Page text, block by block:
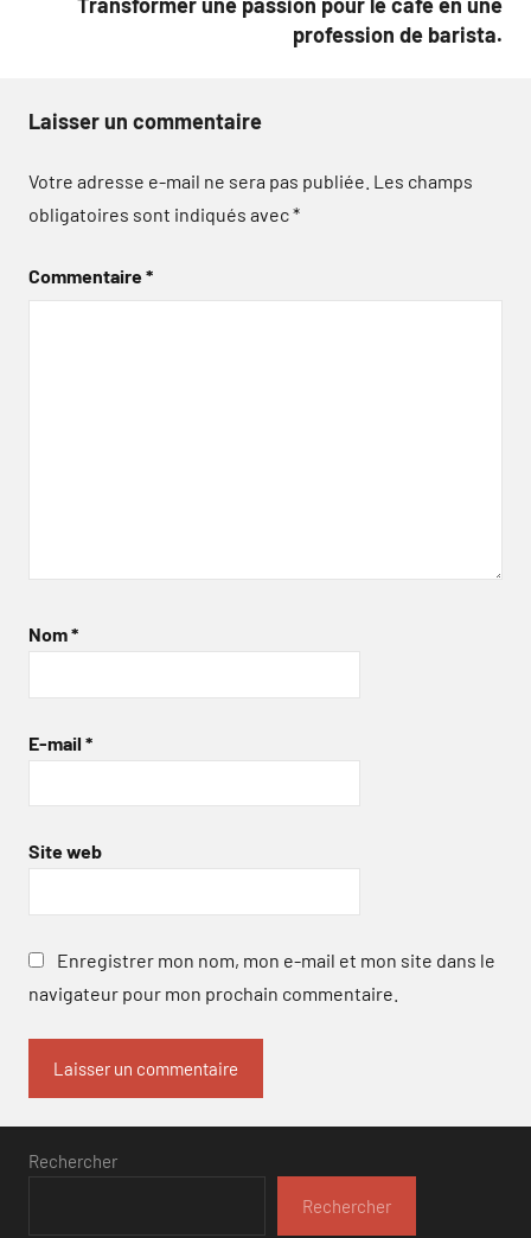
profession de barista.
Laisser un commentaire
Votre adresse e-mail ne sera pas publiée. Les champs
obligatoires sont indiqués avec*
Commentaire*
Nom*
E-mail *
Site web
Enregistrer mon nom, mon e-mail et mon site dans le
navigateur pour mon prochain commentaire.
Rechercher
Rechercher